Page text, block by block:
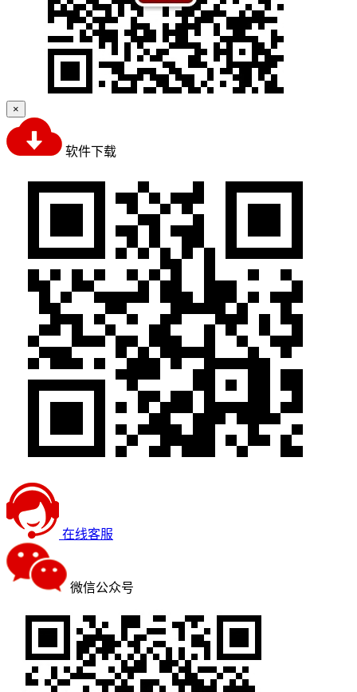
×
软件下载
在线客服
微信公众号